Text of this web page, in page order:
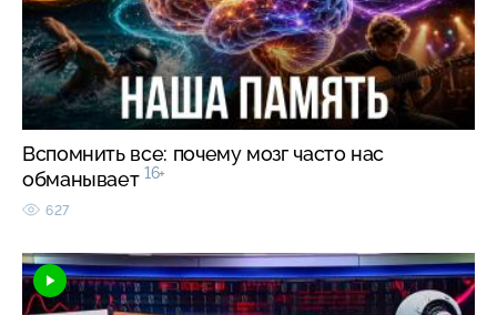
Вспомнить все: почему мозг часто нас
обманывает 16+
627